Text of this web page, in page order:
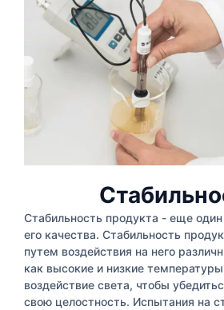
Стабильность продукта - еще
его качества. Стабильность
путем воздействия на него
как высокие и низкие
воздействие света, чтобы
свою целостность. Испытания на